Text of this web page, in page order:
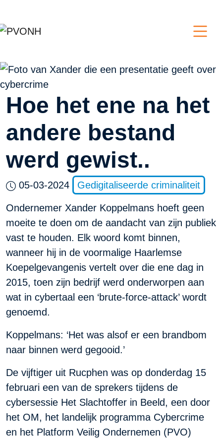
Hoe het ene na het
andere bestand
werd gewist..
05-03-2024 Gedigitaliseerde criminaliteit
Ondernemer Xander Koppelmans hoeft geen
moeite te doen om de aandacht van zijn publiek
vast te houden. Elk woord komt binnen,
wanneer hij in de voormalige Haarlemse
Koepelgevangenis vertelt over die ene dag in
2015, toen zijn bedrijf werd onderworpen aan
wat in cybertaal een ‘brute-force-attack’ wordt
genoemd.
Koppelmans: ‘Het was alsof er een brandbom
naar binnen werd gegooid.’
De vijftiger uit Rucphen was op donderdag 15
februari een van de sprekers tijdens de
cybersessie Het Slachtoffer in Beeld, een door
het OM, het landelijk programma Cybercrime
en het Platform Veilig Ondernemen (PVO)